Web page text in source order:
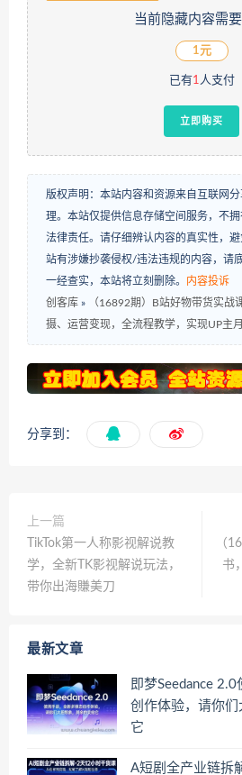
当前隐藏内容需
1元
已有1人支付
立即购买
版权声明：本站内容和资源来自互联网
理。本站仅提供信息存储空间服务，不
法律责任。请仔细辨认内容的真实性，
站有涉嫌抄袭侵权/违法违规的内容，请
一经查实，本站将立刻删除。 内容投诉
创客库 »
（16892期）B站好物带货实战
摄、运营变现，全流程教学，实现UP主
分享到：
上一篇
TikTok第一人称影视解说教
学，全新TK影视解说玩法，
带你出海賺美刀
（
书
最新文章
即梦Seedance
创作体验，请你们
它
A短剧全产业链拆